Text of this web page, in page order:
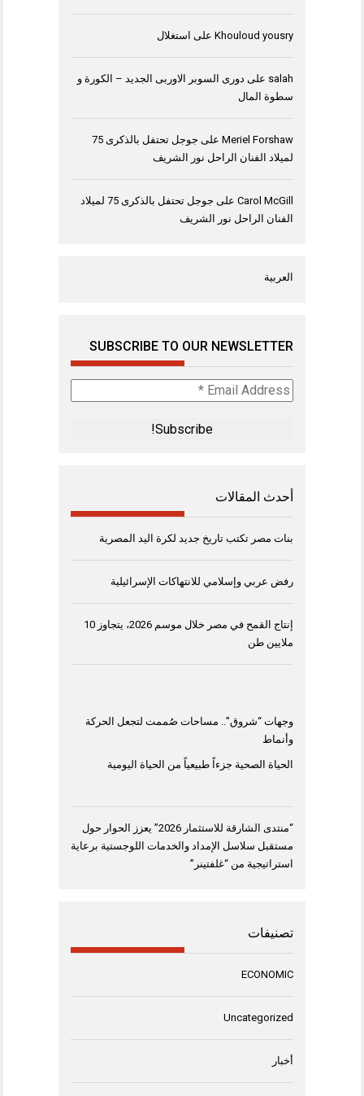
Khouloud yousry على استغلال
salah على دورى السوبر الاوربى الجديد – الكورة و
سطوة المال
Meriel Forshaw على
جوجل تحتفل بالذكرى 75
لميلاد الفنان الراحل نور الشريف
Carol McGill على
جوجل تحتفل بالذكرى 75 لميلاد
الفنان الراحل نور الشريف
العربية
SUBSCRIBE TO OUR NEWSLETTER
Email
Address
أحدث المقالات
بنات مصر تكتب تاريخ جديد لكرة اليد المصرية
رفض عربي وإسلامي للانتهاكات الإسرائيلية
إنتاج القمح في مصر خلال موسم 2026، يتجاوز 10
ملايين طن
وجهات “شروق”.. مساحات صُممت لتجعل الحركة
وأنماط
الحياة الصحية جزءاً طبيعياً من الحياة اليومية
“منتدى الشارقة للاستثمار 2026” يعزز الحوار حول
مستقبل سلاسل الإمداد والخدمات اللوجستية برعاية
استراتيجية من “غلفتينر”
تصنيفات
ECONOMIC
Uncategorized
أخبار